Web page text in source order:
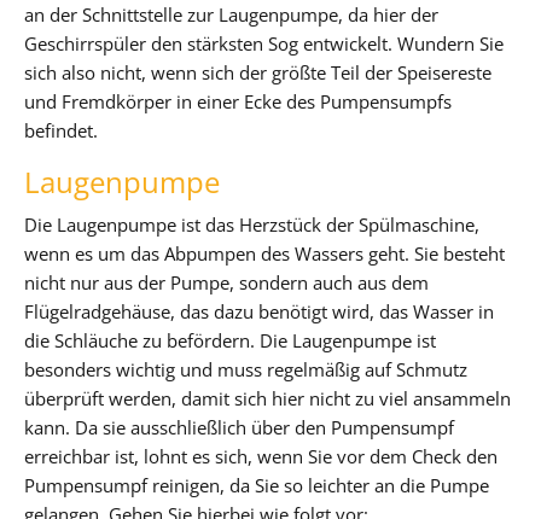
an der Schnittstelle zur Laugenpumpe, da hier der
Geschirrspüler den stärksten Sog entwickelt. Wundern Sie
sich also nicht, wenn sich der größte Teil der Speisereste
und Fremdkörper in einer Ecke des Pumpensumpfs
befindet.
Laugenpumpe
Die Laugenpumpe ist das Herzstück der Spülmaschine,
wenn es um das Abpumpen des Wassers geht. Sie besteht
nicht nur aus der Pumpe, sondern auch aus dem
Flügelradgehäuse, das dazu benötigt wird, das Wasser in
die Schläuche zu befördern. Die Laugenpumpe ist
besonders wichtig und muss regelmäßig auf Schmutz
überprüft werden, damit sich hier nicht zu viel ansammeln
kann. Da sie ausschließlich über den Pumpensumpf
erreichbar ist, lohnt es sich, wenn Sie vor dem Check den
Pumpensumpf reinigen, da Sie so leichter an die Pumpe
gelangen. Gehen Sie hierbei wie folgt vor: